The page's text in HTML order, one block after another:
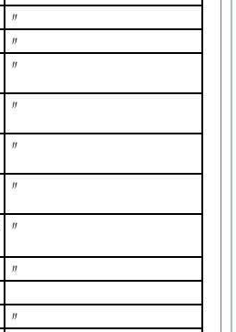
〃
〃
〃
〃
〃
〃
〃
〃
〃